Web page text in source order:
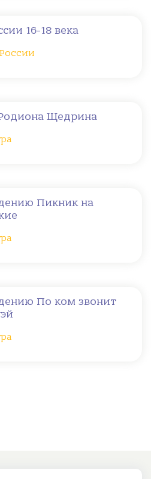
16-18 века
Щедрина
Пикник на
По ком звонит